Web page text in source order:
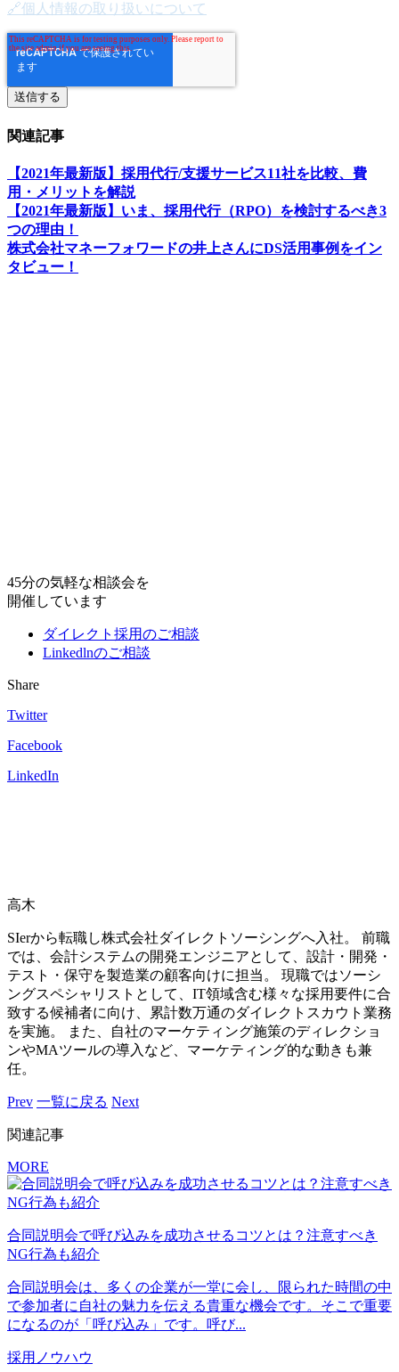
🔗個人情報の取り扱いについて
関連記事
【2021年最新版】採用代行/支援サービス11社を比較、費
用・メリットを解説
【2021年最新版】いま、採用代行（RPO）を検討するべき3
つの理由！
株式会社マネーフォワードの井上さんにDS活用事例をイン
タビュー！
45分の気軽な相談会を
開催しています
ダイレクト採用のご相談
Linkedlnのご相談
Share
Twitter
Facebook
LinkedIn
高木
SIerから転職し株式会社ダイレクトソーシングへ入社。 前職
では、会計システムの開発エンジニアとして、設計・開発・
テスト・保守を製造業の顧客向けに担当。 現職ではソーシ
ングスペシャリストとして、IT領域含む様々な採用要件に合
致する候補者に向け、累計数万通のダイレクトスカウト業務
を実施。 また、自社のマーケティング施策のディレクショ
ンやMAツールの導入など、マーケティング的な動きも兼
任。
Prev 一覧に戻る Next
関連記事
MORE
合同説明会で呼び込みを成功させるコツとは？注意すべき
NG行為も紹介
合同説明会は、多くの企業が一堂に会し、限られた時間の中
で参加者に自社の魅力を伝える貴重な機会です。そこで重要
になるのが「呼び込み」です。呼び...
採用ノウハウ